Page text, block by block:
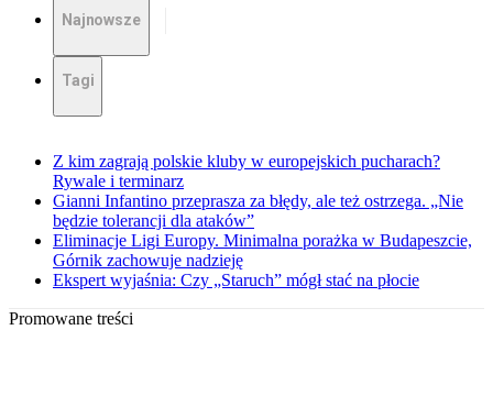
Najnowsze
Tagi
Z kim zagrają polskie kluby w europejskich pucharach?
Rywale i terminarz
Gianni Infantino przeprasza za błędy, ale też ostrzega. „Nie
będzie tolerancji dla ataków”
Eliminacje Ligi Europy. Minimalna porażka w Budapeszcie,
Górnik zachowuje nadzieję
Ekspert wyjaśnia: Czy „Staruch” mógł stać na płocie
Promowane treści